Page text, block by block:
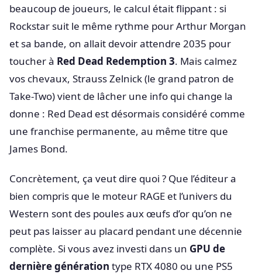
beaucoup de joueurs, le calcul était flippant : si
Rockstar suit le même rythme pour Arthur Morgan
et sa bande, on allait devoir attendre 2035 pour
toucher à Red Dead Redemption 3. Mais calmez
vos chevaux, Strauss Zelnick (le grand patron de
Take-Two) vient de lâcher une info qui change la
donne : Red Dead est désormais considéré comme
une franchise permanente, au même titre que
James Bond.
Concrètement, ça veut dire quoi ? Que l’éditeur a
bien compris que le moteur RAGE et l’univers du
Western sont des poules aux œufs d’or qu’on ne
peut pas laisser au placard pendant une décennie
complète. Si vous avez investi dans un GPU de
dernière génération type RTX 4080 ou une PS5